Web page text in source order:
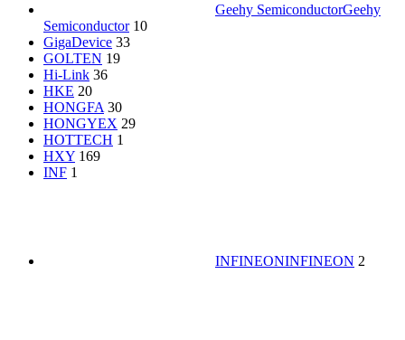
Geehy SemiconductorGeehy
Semiconductor 10
GigaDevice 33
GOLTEN 19
Hi-Link 36
HKE 20
HONGFA 30
HONGYEX 29
HOTTECH 1
HXY 169
INF 1
INFINEONINFINEON 2